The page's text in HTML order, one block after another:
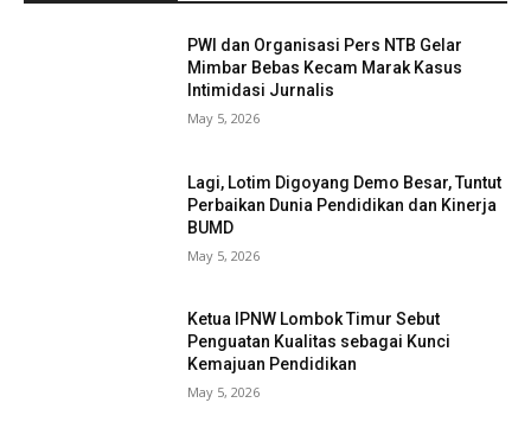
PWI dan Organisasi Pers NTB Gelar
Mimbar Bebas Kecam Marak Kasus
Intimidasi Jurnalis
May 5, 2026
Lagi, Lotim Digoyang Demo Besar, Tuntut
Perbaikan Dunia Pendidikan dan Kinerja
BUMD
May 5, 2026
Ketua IPNW Lombok Timur Sebut
Penguatan Kualitas sebagai Kunci
Kemajuan Pendidikan
May 5, 2026